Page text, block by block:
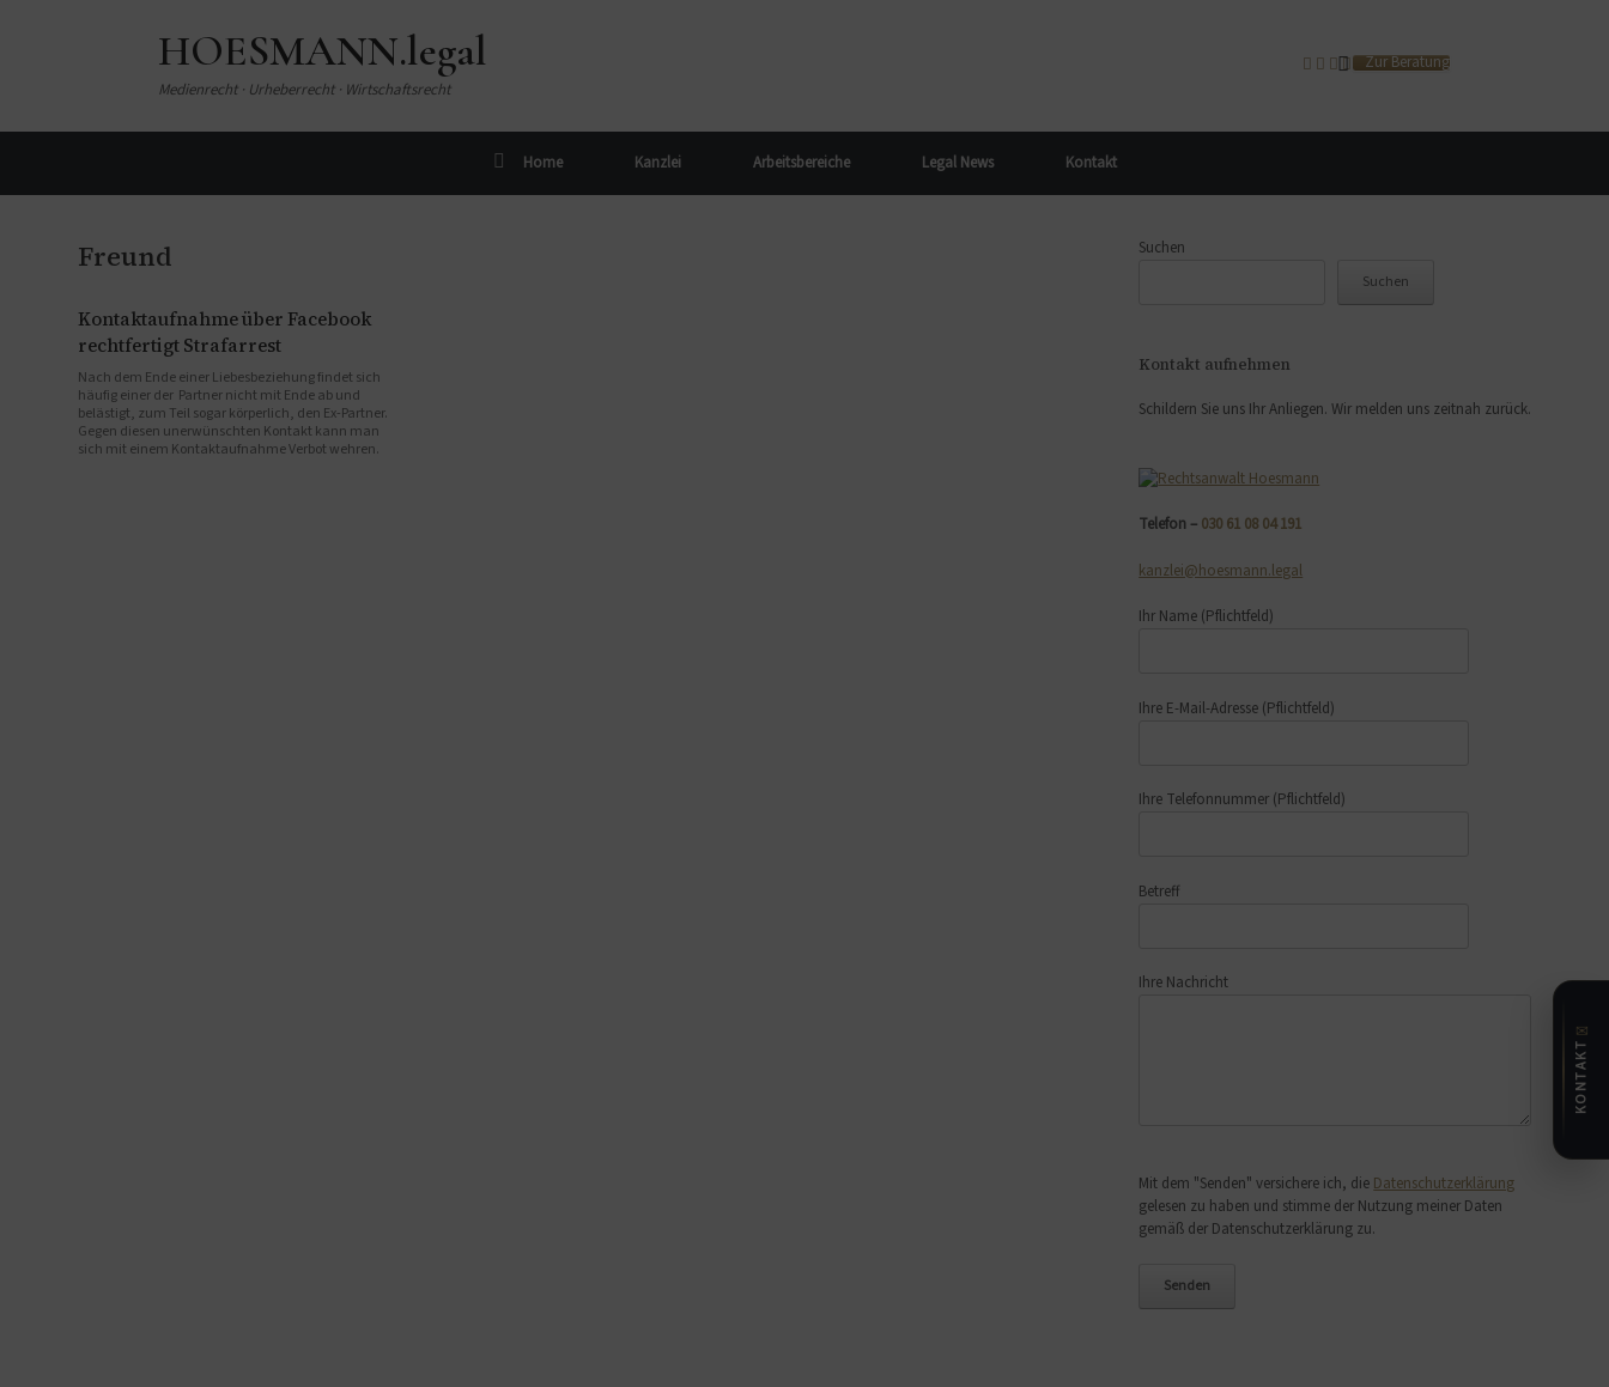
HOESMANN.legal
Medienrecht · Urheberrecht · Wirtschaftsrecht
Zur Beratung
Home Kanzlei Arbeitsbereiche Legal News Kontakt
Freund
Kontaktaufnahme über Facebook
rechtfertigt Strafarrest
Nach dem Ende einer Liebesbeziehung findet sich
häufig einer der Partner nicht mit Ende ab und
belästigt, zum Teil sogar körperlich, den Ex-Partner.
Gegen diesen unerwünschten Kontakt kann man
sich mit einem Kontaktaufnahme Verbot wehren.
Suchen
Suchen
Kontakt aufnehmen
Schildern Sie uns Ihr Anliegen. Wir melden uns zeitnah zurück.
Telefon – 030 61 08 04 191
kanzlei@hoesmann.legal
Ihr Name (Pflichtfeld)
Ihre E-Mail-Adresse (Pflichtfeld)
Ihre Telefonnummer (Pflichtfeld)
Betreff
Ihre Nachricht
Mit dem "Senden" versichere ich, die Datenschutzerklärung
gelesen zu haben und stimme der Nutzung meiner Daten
gemäß der Datenschutzerklärung zu.
✉
KONTAKT